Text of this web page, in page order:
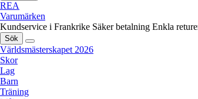
REA
Varumärken
Kundservice i Frankrike Säker betalning Enkla
Sök
Världsmästerskapet 2026
Skor
Lag
Barn
Träning